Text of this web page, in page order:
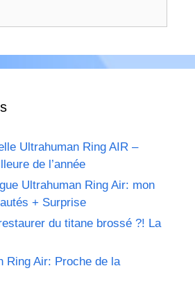
Ultrahuman Ring AIR –
de l’année
Ultrahuman Ring Air: mon
+ Surprise
du titane brossé ?! La
Ring Air: Proche de la